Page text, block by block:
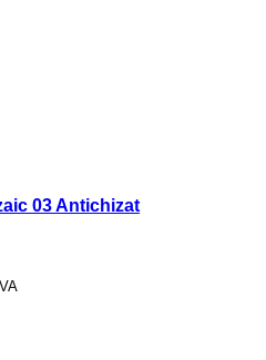
03 Antichizat